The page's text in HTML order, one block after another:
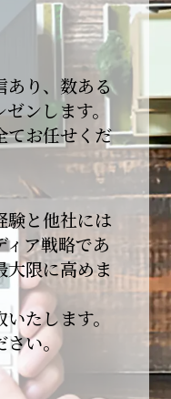
ます。
ざいます】
ただき、心より
を積み重ねて
いたします。
ありがとうご
あり、数ある
ンします。
てお任せくだ
験と他社には
ア戦略であ
大限に高めま
たします。
い。